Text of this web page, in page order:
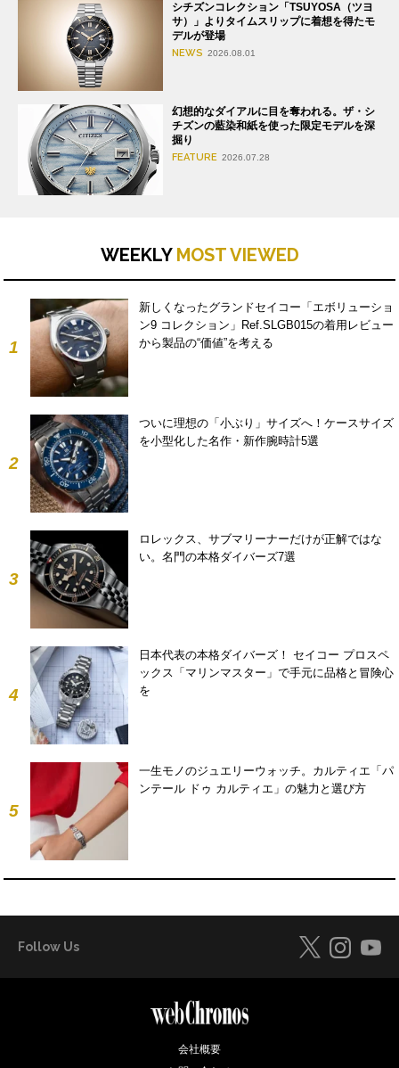
シチズンコレクション「TSUYOSA（ツヨ
サ）」よりタイムスリップに着想を得たモ
デルが登場
NEWS 2026.08.01
幻想的なダイアルに目を奪われる。ザ・シ
チズンの藍染和紙を使った限定モデルを深
掘り
FEATURE 2026.07.28
WEEKLY MOST VIEWED
1
新しくなったグランドセイコー「エボリューショ
ン9 コレクション」Ref.SLGB015の着用レビュー
から製品の“価値”を考える
2
ついに理想の「小ぶり」サイズへ！ケースサイズ
を小型化した名作・新作腕時計5選
3
ロレックス、サブマリーナーだけが正解ではな
い。名門の本格ダイバーズ7選
4
日本代表の本格ダイバーズ！ セイコー プロスペ
ックス「マリンマスター」で手元に品格と冒険心
を
5
一生モノのジュエリーウォッチ。カルティエ「パ
ンテール ドゥ カルティエ」の魅力と選び方
Follow Us
会社概要